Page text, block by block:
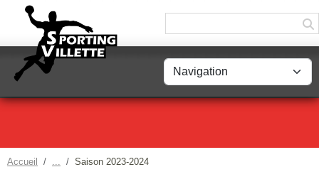
Accueil Saison 2023-2024
Panneau de gestion des cookies